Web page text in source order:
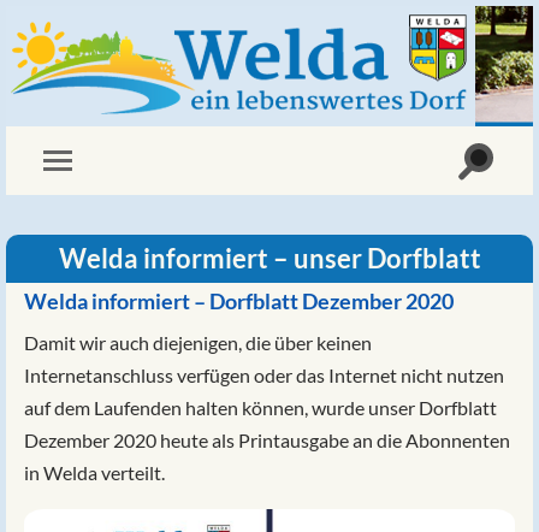
Welda informiert – unser Dorfblatt
Welda informiert – Dorfblatt Dezember 2020
Damit wir auch diejenigen, die über keinen
Internetanschluss verfügen oder das Internet nicht nutzen
auf dem Laufenden halten können, wurde unser Dorfblatt
Dezember 2020 heute als Printausgabe an die Abonnenten
in Welda verteilt.